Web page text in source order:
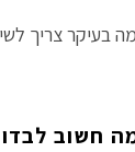
בעיקר צריך
חשוב